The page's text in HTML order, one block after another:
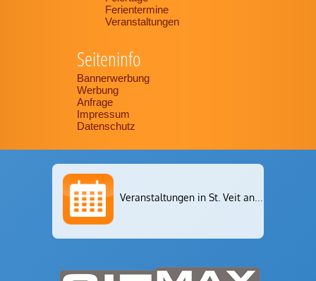
Ferientermine
Veranstaltungen
Seiteninfo
Bannerwerbung
Werbung
Anfrage
Impressum
Datenschutz
Veranstaltungen in St. Veit an der Glan